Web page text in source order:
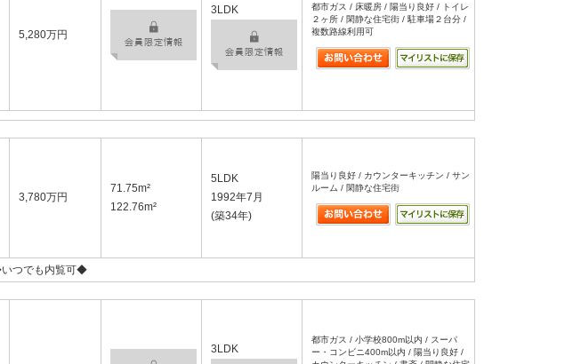
5,280万円
3LDK
都市ガス / 床暖房 / 陽当り良好 / トイレ
２ヶ所 / 閑静な住宅街 / 駐車場２台分 /
複数路線利用可
3,780万円
71.75m²
122.76m²
5LDK
1992年7月
(築34年)
陽当り良好 / カウンターキッチン / サン
ルーム / 閑静な住宅街
つでも内覧可◆
3LDK
都市ガス / 小学校800m以内 / スーパ
ー・コンビニ400m以内 / 陽当り良好 /